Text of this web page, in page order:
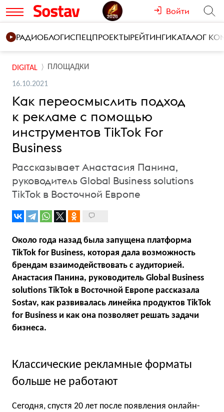
Войти
РАДИОБЛОГИСПЕЦПРОЕКТЫРЕЙТИНГИКАТАЛОГ
DIGITAL ПЛОЩАДКИ
16.10.2021
Как переосмыслить подход
к рекламе с помощью
инструментов TikTok For
Business
Рассказывает Анастасия Панина,
руководитель Global Business solutions
TikTok в Восточной Европе
Около года назад была запущена платформа
TikTok for Business, которая дала возможность
брендам взаимодействовать с аудиторией.
Анастасия Панина, руководитель Global Business
solutions TikTok в Восточной Европе рассказала
Sostav, как развивалась линейка продуктов TikTok
for Business и как она позволяет решать задачи
бизнеса.
Классические рекламные форматы
больше не работают
Сегодня, спустя 20 лет после появления онлайн-